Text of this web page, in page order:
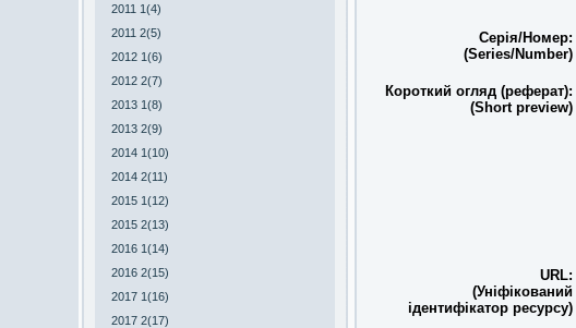
2011 1(4)
2011 2(5)
2012 1(6)
2012 2(7)
2013 1(8)
2013 2(9)
2014 1(10)
2014 2(11)
2015 1(12)
2015 2(13)
2016 1(14)
2016 2(15)
2017 1(16)
2017 2(17)
Серія/Номер:
(Series/Number)
Короткий огляд (реферат):
(Short preview)
URL:
(Уніфікований
ідентифікатор ресурсу)